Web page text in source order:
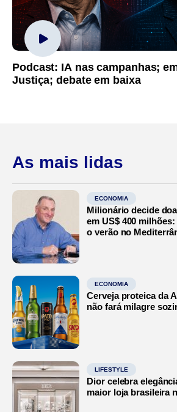
Podcast: IA nas campanhas;
Justiça; debate em baixa
As mais lidas
ECONOMIA
Milionário decide
em US$ 400
o verão no
ECONOMIA
Cerveja proteica da
não fará milagre
LIFESTYLE
Dior celebra
maior loja brasileira